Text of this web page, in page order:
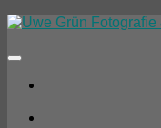
Unter
Inhalt